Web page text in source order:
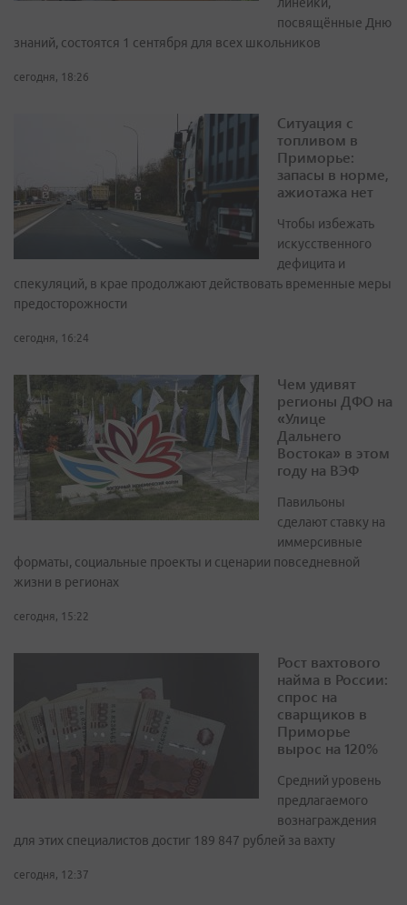
линейки,
посвящённые Дню
знаний, состоятся 1 сентября для всех школьников
сегодня, 18:26
Ситуация с
топливом в
Приморье:
запасы в норме,
ажиотажа нет
Чтобы избежать
искусственного
дефицита и
спекуляций, в крае продолжают действовать временные меры
предосторожности
сегодня, 16:24
Чем удивят
регионы ДФО на
«Улице
Дальнего
Востока» в этом
году на ВЭФ
Павильоны
сделают ставку на
иммерсивные
форматы, социальные проекты и сценарии повседневной
жизни в регионах
сегодня, 15:22
Рост вахтового
найма в России:
спрос на
сварщиков в
Приморье
вырос на 120%
Средний уровень
предлагаемого
вознаграждения
для этих специалистов достиг 189 847 рублей за вахту
сегодня, 12:37